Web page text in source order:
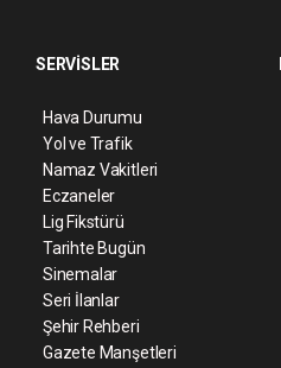
SERVİSLER
Hava Durumu
Yol ve Trafik
Namaz Vakitleri
Eczaneler
Lig Fikstürü
Tarihte Bugün
Sinemalar
Seri İlanlar
Şehir Rehberi
Gazete Manşetleri